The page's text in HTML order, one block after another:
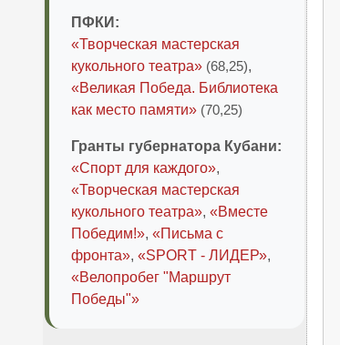
ПФКИ:
«Творческая мастерская
кукольного театра» (68,25),
«Великая Победа. Библиотека
как место памяти» (70,25)
Гранты губернатора Кубани:
«Спорт для каждого»,
«Творческая мастерская
кукольного театра», «Вместе
Победим!», «Письма с
фронта», «SPORT - ЛИДЕР»,
«Велопробег "Маршрут
Победы"»